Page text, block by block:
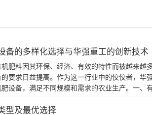
备的多样化选择与华强重工的创新技术
肥料因其环保、经济、有效的特性而被越来越
要求日益提高。作为这一行业中的佼佼者，华
设备，满足不同规模和需求的农业生产。一、
型及最优选择